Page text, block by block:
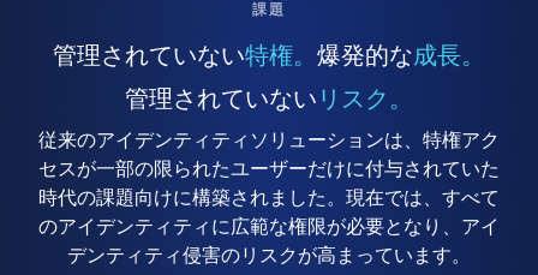
課題
管理されていない特権。 爆発的な成長。
管理されていない リスク。
従来のアイデンティティソリューションは、特権アク
セスが一部の限られたユーザーだけに付与されていた
時代の課題向けに構築されました。現在では、すべて
のアイデンティティに広範な権限が必要となり、アイ
デンティティ侵害のリスクが高まっています。